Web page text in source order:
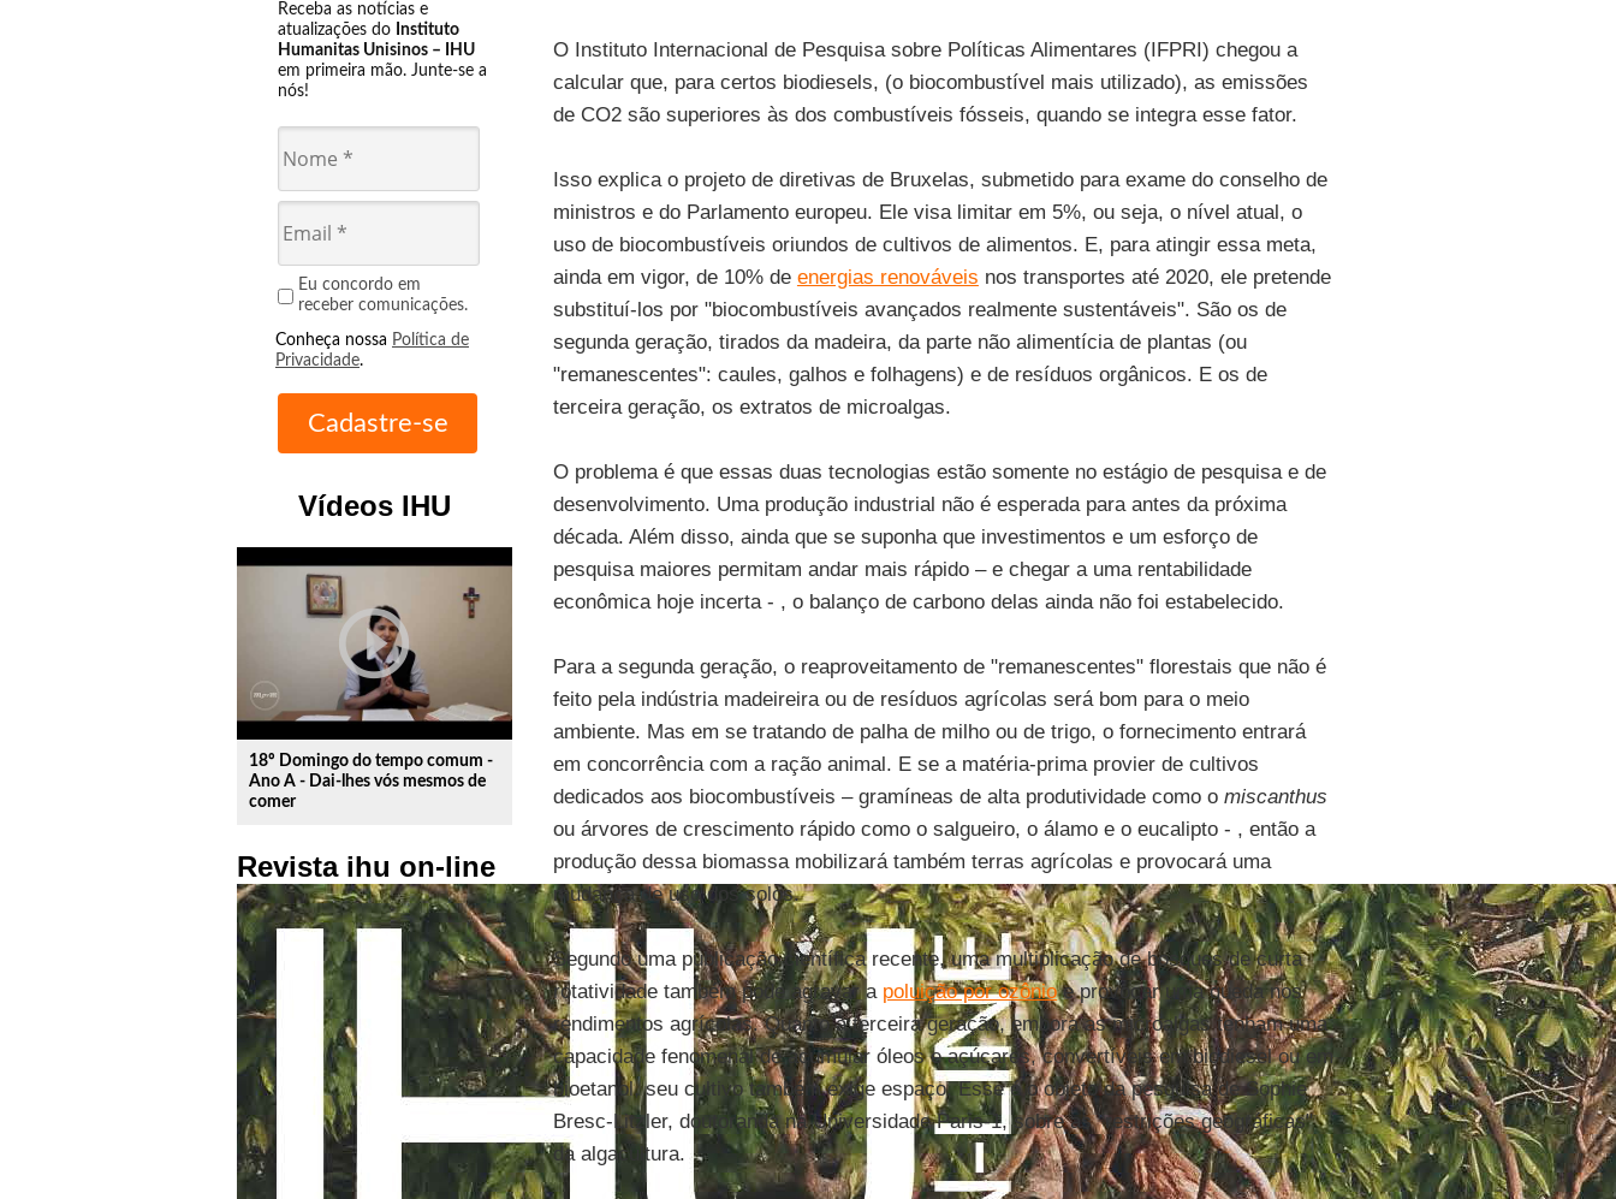
Receba as notícias e
atualizações do Instituto
Humanitas Unisinos – IHU
em primeira mão. Junte-se a
nós!
Eu concordo em
receber comunicações.
Conheça nossa Política de
Privacidade.
Vídeos IHU
play_circle_outline
18º Domingo do tempo comum -
Ano A - Dai-lhes vós mesmos de
comer
Revista ihu on-line
O Instituto Internacional de Pesquisa sobre Políticas Alimentares (IFPRI) chegou a
calcular que, para certos biodiesels, (o biocombustível mais utilizado), as emissões
de CO2 são superiores às dos combustíveis fósseis, quando se integra esse fator.
Isso explica o projeto de diretivas de Bruxelas, submetido para exame do conselho de
ministros e do Parlamento europeu. Ele visa limitar em 5%, ou seja, o nível atual, o
uso de biocombustíveis oriundos de cultivos de alimentos. E, para atingir essa meta,
ainda em vigor, de 10% de energias renováveis nos transportes até 2020, ele pretende
substituí-los por "biocombustíveis avançados realmente sustentáveis". São os de
segunda geração, tirados da madeira, da parte não alimentícia de plantas (ou
"remanescentes": caules, galhos e folhagens) e de resíduos orgânicos. E os de
terceira geração, os extratos de microalgas.
O problema é que essas duas tecnologias estão somente no estágio de pesquisa e de
desenvolvimento. Uma produção industrial não é esperada para antes da próxima
década. Além disso, ainda que se suponha que investimentos e um esforço de
pesquisa maiores permitam andar mais rápido – e chegar a uma rentabilidade
econômica hoje incerta - , o balanço de carbono delas ainda não foi estabelecido.
Para a segunda geração, o reaproveitamento de "remanescentes" florestais que não é
feito pela indústria madeireira ou de resíduos agrícolas será bom para o meio
ambiente. Mas em se tratando de palha de milho ou de trigo, o fornecimento entrará
em concorrência com a ração animal. E se a matéria-prima provier de cultivos
dedicados aos biocombustíveis – gramíneas de alta produtividade como omiscanthus
ou árvores de crescimento rápido como o salgueiro, o álamo e o eucalipto - , então a
produção dessa biomassa mobilizará também terras agrícolas e provocará uma
mudança de uso dos solos.
Segundo uma publicação científica recente, uma multiplicação de bosques de curta
rotatividade também pode agravar a poluição por ozônioe provocar uma queda nos
rendimentos agrícolas. Quanto à terceira geração, embora as microalgas tenham uma
capacidade fenomenal de acumular óleos e açúcares, convertíveis em biodiesel ou em
bioetanol, seu cultivo também exige espaço. Esse é o objeto da pesquisa de Sophie
Bresc-Litzler, doutoranda na Universidade Paris-1, sobre as "restrições geográficas"
da algacultura.